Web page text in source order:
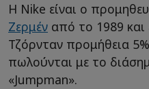
Η Nike είναι ο
Ζερμέν από το 1989 και
Τζόρνταν προμήθεια
πωλούνται με το
«Jumpman».